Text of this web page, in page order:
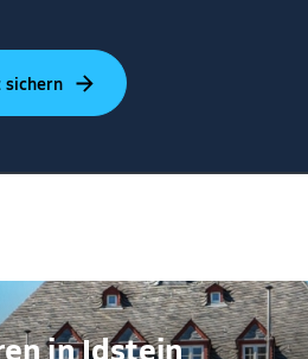
sichern
in Idstein